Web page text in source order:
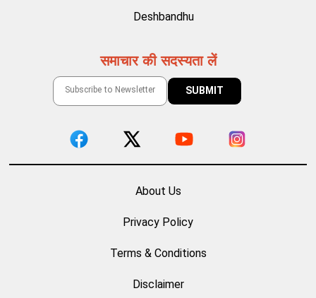
Deshbandhu
समाचार की सदस्यता लें
About Us
Privacy Policy
Terms & Conditions
Disclaimer